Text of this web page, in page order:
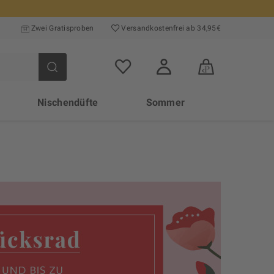
Zwei Gratisproben Versand­kosten­frei ab 34,95€
Nischendüfte Sommer